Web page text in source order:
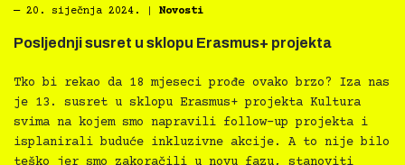
― 20. siječnja 2024. Novosti
Posljednji susret u sklopu Erasmus+ projekta
Tko bi rekao da 18 mjeseci prođe ovako brzo? Iza nas
je 13. susret u sklopu Erasmus+ projekta Kultura
svima na kojem smo napravili follow-up projekta i
isplanirali buduće inkluzivne akcije. A to nije bilo
teško jer smo zakoračili u novu fazu, stanoviti